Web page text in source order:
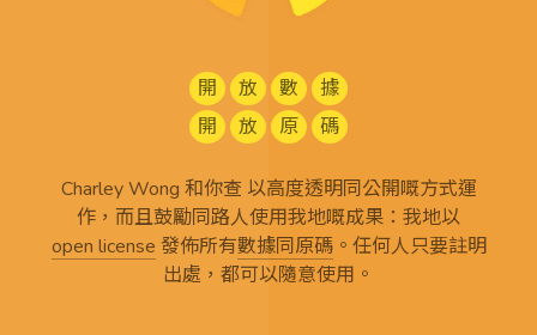
開 放 數
據
開
放 原 碼
Charley Wong 和你查 以高度透明同公開嘅方式運
作，而且鼓勵同路人使用我地嘅成果：我地以
open license 發佈所有數據同原碼。任何人只要註明
出處，都可以隨意使用。